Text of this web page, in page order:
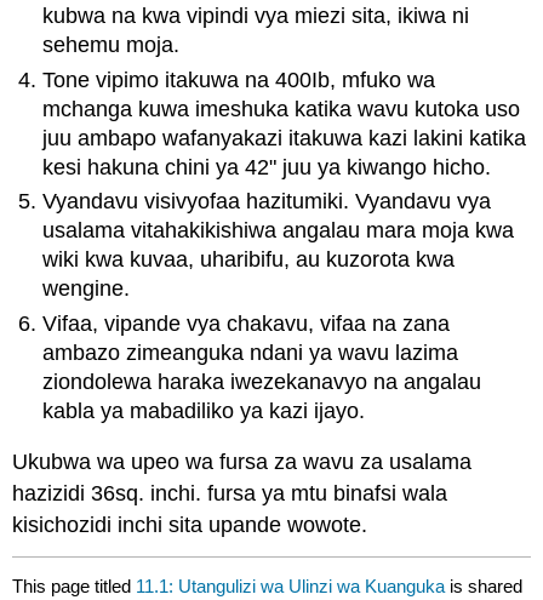
kubwa na kwa vipindi vya miezi sita, ikiwa ni
sehemu moja.
Tone vipimo itakuwa na 400Ib, mfuko wa
mchanga kuwa imeshuka katika wavu kutoka uso
juu ambapo wafanyakazi itakuwa kazi lakini katika
kesi hakuna chini ya 42" juu ya kiwango hicho.
Vyandavu visivyofaa hazitumiki. Vyandavu vya
usalama vitahakikishiwa angalau mara moja kwa
wiki kwa kuvaa, uharibifu, au kuzorota kwa
wengine.
Vifaa, vipande vya chakavu, vifaa na zana
ambazo zimeanguka ndani ya wavu lazima
ziondolewa haraka iwezekanavyo na angalau
kabla ya mabadiliko ya kazi ijayo.
Ukubwa wa upeo wa fursa za wavu za usalama
hazizidi 36sq. inchi. fursa ya mtu binafsi wala
kisichozidi inchi sita upande wowote.
This page titled 11.1: Utangulizi wa Ulinzi wa Kuanguka is shared